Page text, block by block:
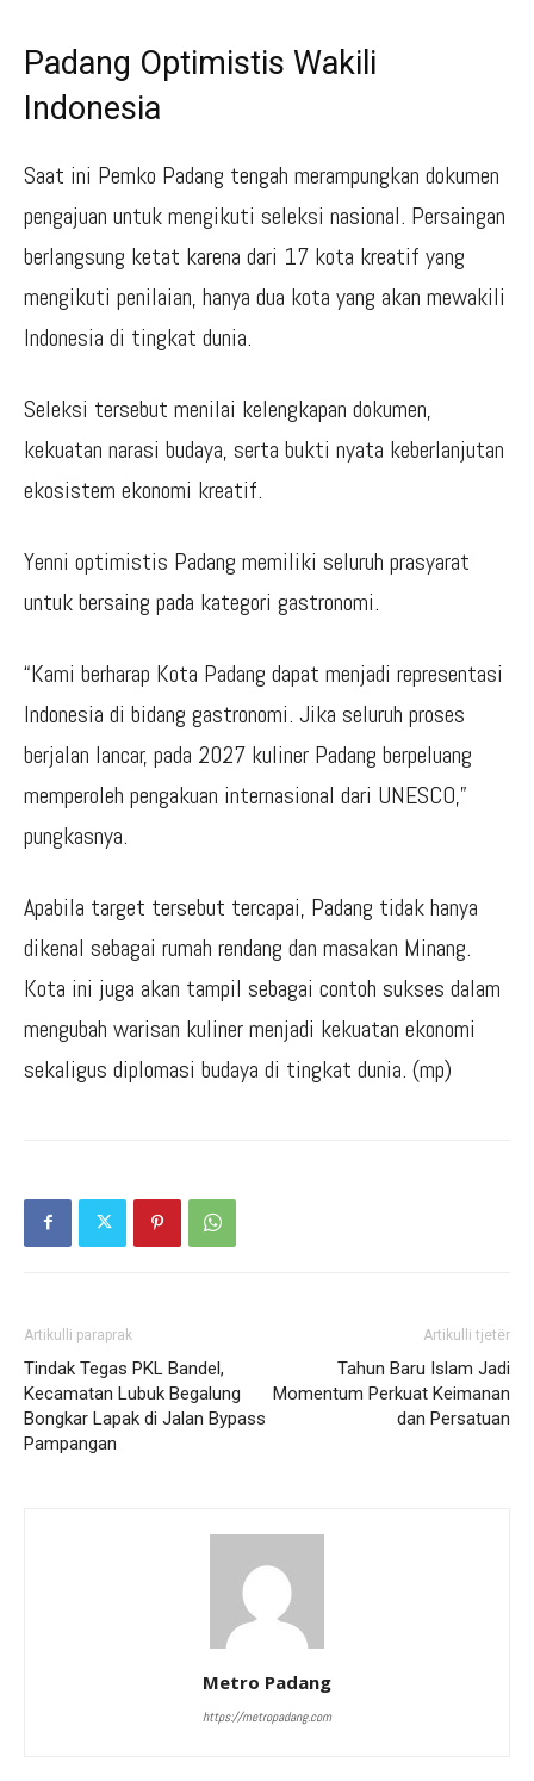
Padang Optimistis Wakili
Indonesia
Saat ini Pemko Padang tengah merampungkan dokumen
pengajuan untuk mengikuti seleksi nasional. Persaingan
berlangsung ketat karena dari 17 kota kreatif yang
mengikuti penilaian, hanya dua kota yang akan mewakili
Indonesia di tingkat dunia.
Seleksi tersebut menilai kelengkapan dokumen,
kekuatan narasi budaya, serta bukti nyata keberlanjutan
ekosistem ekonomi kreatif.
Yenni optimistis Padang memiliki seluruh prasyarat
untuk bersaing pada kategori gastronomi.
“Kami berharap Kota Padang dapat menjadi representasi
Indonesia di bidang gastronomi. Jika seluruh proses
berjalan lancar, pada 2027 kuliner Padang berpeluang
memperoleh pengakuan internasional dari UNESCO,”
pungkasnya.
Apabila target tersebut tercapai, Padang tidak hanya
dikenal sebagai rumah rendang dan masakan Minang.
Kota ini juga akan tampil sebagai contoh sukses dalam
mengubah warisan kuliner menjadi kekuatan ekonomi
sekaligus diplomasi budaya di tingkat dunia. (mp)
Artikulli paraprak
Tindak Tegas PKL Bandel,
Kecamatan Lubuk Begalung
Bongkar Lapak di Jalan Bypass
Pampangan
Artikulli tjetër
Tahun Baru Islam Jadi
Momentum Perkuat Keimanan
dan Persatuan
Metro Padang
https://metropadang.com